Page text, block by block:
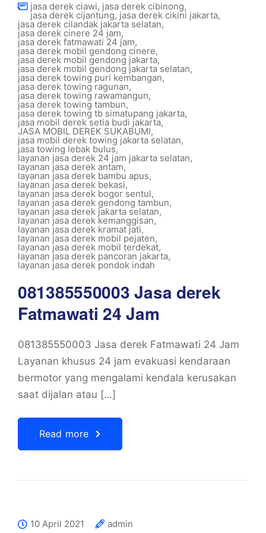
jasa derek ciawi, jasa derek cibinong,
jasa derek cijantung, jasa derek cikini jakarta,
jasa derek cilandak jakarta selatan,
jasa derek cinere 24 jam,
jasa derek fatmawati 24 jam,
jasa derek mobil gendong cinere,
jasa derek mobil gendong jakarta,
jasa derek mobil gendong jakarta selatan,
jasa derek towing puri kembangan,
jasa derek towing ragunan,
jasa derek towing rawamangun,
jasa derek towing tambun,
jasa derek towing tb simatupang jakarta,
jasa mobil derek setia budi jakarta,
JASA MOBIL DEREK SUKABUMI,
jasa mobil derek towing jakarta selatan,
jasa towing lebak bulus,
layanan jasa derek 24 jam jakarta selatan,
layanan jasa derek antam,
layanan jasa derek bambu apus,
layanan jasa derek bekasi,
layanan jasa derek bogor sentul,
layanan jasa derek gendong tambun,
layanan jasa derek jakarta selatan,
layanan jasa derek kemanggisan,
layanan jasa derek kramat jati,
layanan jasa derek mobil pejaten,
layanan jasa derek mobil terdekat,
layanan jasa derek pancoran jakarta,
layanan jasa derek pondok indah
081385550003 Jasa derek
Fatmawati 24 Jam
081385550003 Jasa derek Fatmawati 24 Jam
Layanan khusus 24 jam evakuasi kendaraan
bermotor yang mengalami kendala kerusakan
saat dijalan atau […]
Read more
10 April 2021
admin